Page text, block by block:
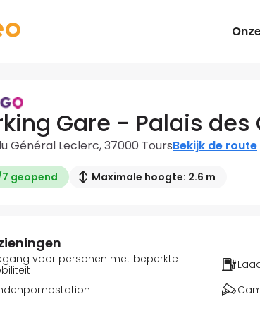
Gare - Palais des
Général Leclerc, 37000 ToursBekijk de route
geopend Maximale hoogte: 2.6 m
voor personen met beperkte